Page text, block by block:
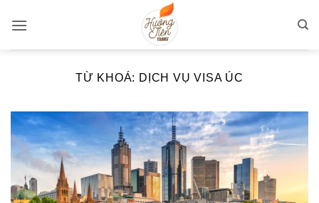
qua
TỪ KHOÁ: DỊCH VỤ VISA ÚC